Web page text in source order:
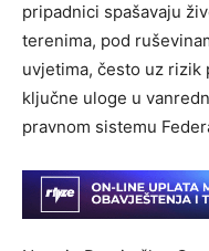
pripadnici spašavaju
terenima, pod
uvjetima, često uz rizik
ključne uloge u
pravnom sistemu